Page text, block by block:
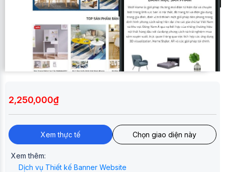
2,250,000₫
Xem thực tế Chọn giao diện này
Xem thêm:
Dịch vụ Thiết kế Banner Website